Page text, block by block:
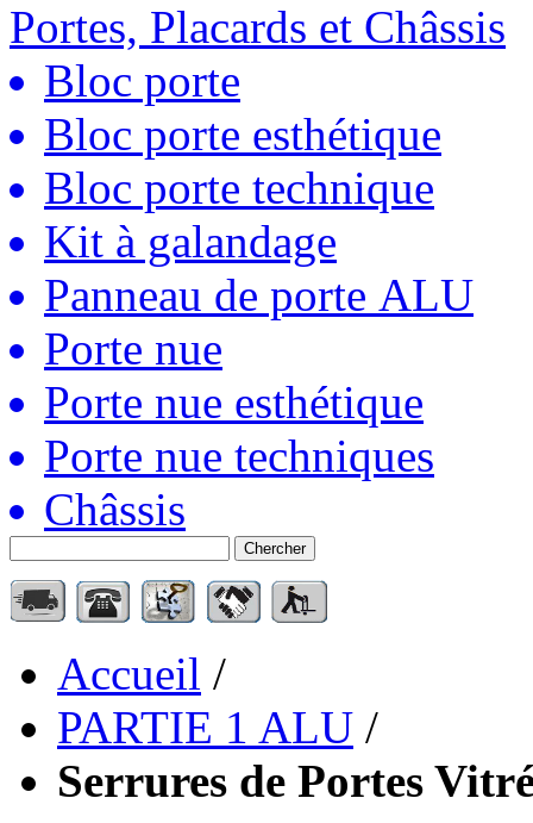
Portes, Placards et Châssis
Bloc porte
Bloc porte esthétique
Bloc porte technique
Kit à galandage
Panneau de porte ALU
Porte nue
Porte nue esthétique
Porte nue techniques
Châssis
Chercher
Accueil /
PARTIE 1 ALU /
Serrures de Portes